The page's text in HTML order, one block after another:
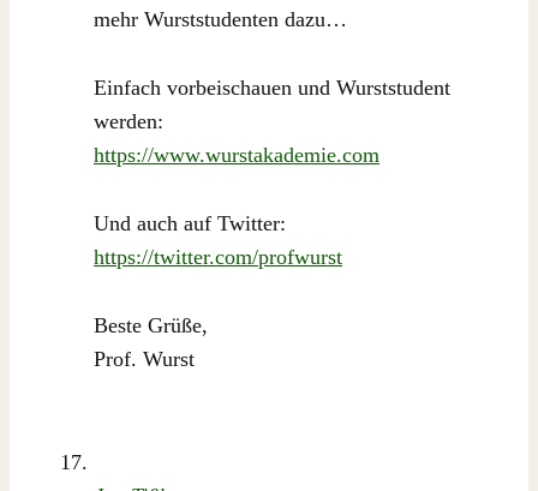
mehr Wurststudenten dazu…
Einfach vorbeischauen und Wurststudent
werden:
https://www.wurstakademie.com
Und auch auf Twitter:
https://twitter.com/profwurst
Beste Grüße,
Prof. Wurst